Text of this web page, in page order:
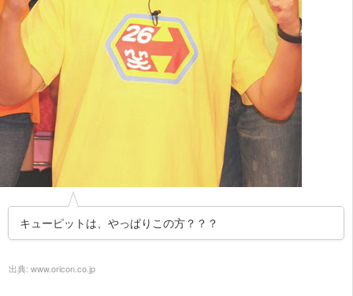
キューピットは、やっぱりこの方？？？
出典: www.oricon.co.jp